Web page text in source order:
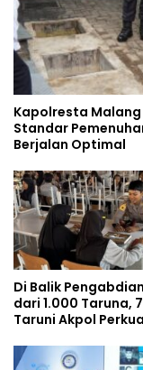
Kapolresta Malang
Standar
Berjalan Optimal
Di Balik
dari 1.000 Taruna,
Taruni Akpol
Siswa Sekolah